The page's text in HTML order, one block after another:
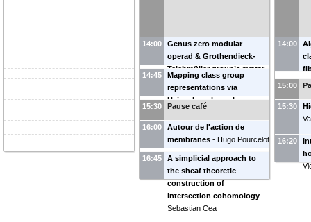
14:00
Genus zero modular
operad & Grothendieck-
Teichmüller group’s avatar
Noémie Combe
14:45
Mapping class group
representations via
Heisenberg homology -
15:30 Pause café
16:00
Autour de l'action de
membranes - Hugo Pourcelot
16:45
A simplicial approach to
the sheaf theoretic
construction of
intersection cohomology -
Sebastian Cea
14:00
15:00
15:30
16:20